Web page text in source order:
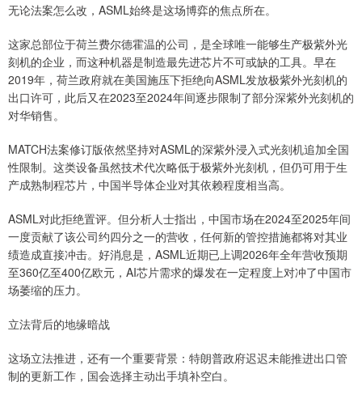
无论法案怎么改，ASML始终是这场博弈的焦点所在。
这家总部位于荷兰费尔德霍温的公司，是全球唯一能够生产极紫外光
刻机的企业，而这种机器是制造最先进芯片不可或缺的工具。早在
2019年，荷兰政府就在美国施压下拒绝向ASML发放极紫外光刻机的
出口许可，此后又在2023至2024年间逐步限制了部分深紫外光刻机的
对华销售。
MATCH法案修订版依然坚持对ASML的深紫外浸入式光刻机追加全国
性限制。这类设备虽然技术代次略低于极紫外光刻机，但仍可用于生
产成熟制程芯片，中国半导体企业对其依赖程度相当高。
ASML对此拒绝置评。但分析人士指出，中国市场在2024至2025年间
一度贡献了该公司约四分之一的营收，任何新的管控措施都将对其业
绩造成直接冲击。好消息是，ASML近期已上调2026年全年营收预期
至360亿至400亿欧元，AI芯片需求的爆发在一定程度上对冲了中国市
场萎缩的压力。
立法背后的地缘暗战
这场立法推进，还有一个重要背景：特朗普政府迟迟未能推进出口管
制的更新工作，国会选择主动出手填补空白。